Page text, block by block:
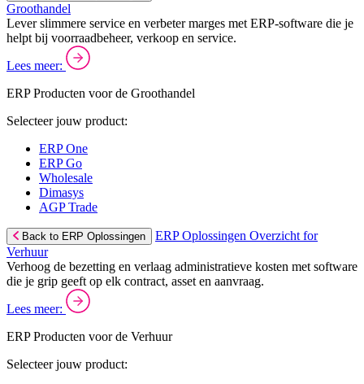
Groothandel
Lever slimmere service en verbeter marges met ERP-software die je
helpt bij voorraadbeheer, verkoop en service.
Lees meer:
ERP Producten voor de Groothandel
Selecteer jouw product:
ERP One
ERP Go
Wholesale
Dimasys
AGP Trade
Back to ERP Oplossingen
ERP Oplossingen Overzicht for
Verhuur
Verhoog de bezetting en verlaag administratieve kosten met software
die je grip geeft op elk contract, asset en aanvraag.
Lees meer:
ERP Producten voor de Verhuur
Selecteer jouw product: